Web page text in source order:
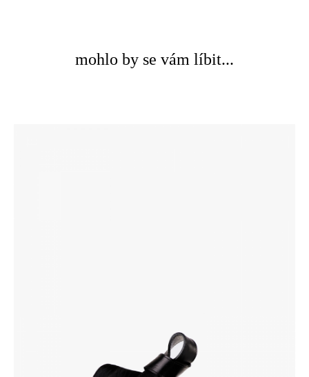
mohlo by se vám líbit...